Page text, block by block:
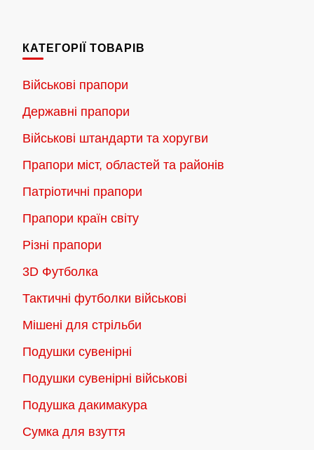
варіантів.
можна
вибрати
на
товару
КАТЕГОРІЇ ТОВАРІВ
Військові прапори
Державні прапори
Військові штандарти та хоругви
Прапори міст, областей та районів
Патріотичні прапори
Прапори країн світу
Різні прапори
3D Футболка
Тактичні футболки військові
Мішені для стрільби
Подушки сувенірні
Подушки сувенірні військові
Подушка дакимакура
Сумка для взуття